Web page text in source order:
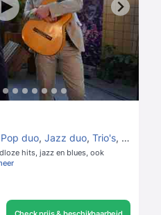
Pop duo, Jazz duo, Trio's, Jazz trio
hits, jazz en blues, ook